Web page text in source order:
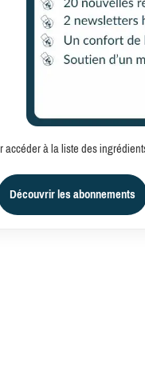
accéder à la liste des
Découvrir les abonnements